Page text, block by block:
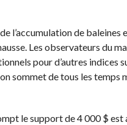
l’accumulation de baleines
Les observateurs du
pour d’autres indices
sommet de tous les temps
le support de 4 000 $ est